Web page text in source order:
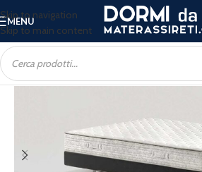
Skip to navigation
Skip to main content
MENU